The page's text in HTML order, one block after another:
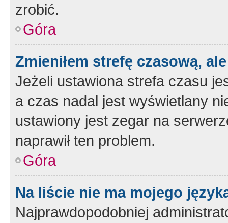
zrobić.
Góra
Zmieniłem strefę czasową,
Jeżeli ustawiona strefa czasu
a czas nadal jest wyświetlany
ustawiony jest zegar na
naprawił ten problem.
Góra
Na liście nie ma mojego
Najprawdopodobniej